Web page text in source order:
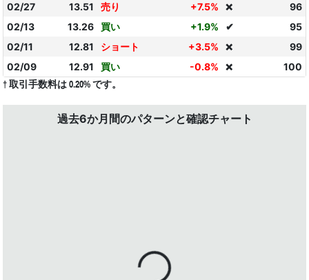
02/27
13.51 売り +7.5% ❌
96
02/13
13.26 買い +1.9% ✔
95
02/11
12.81 ショート +3.5% ❌
99
02/09
12.91 買い -0.8% ❌ 100
† 取引手数料は 0.20% です。
過去6か月間のパターンと確認チャート